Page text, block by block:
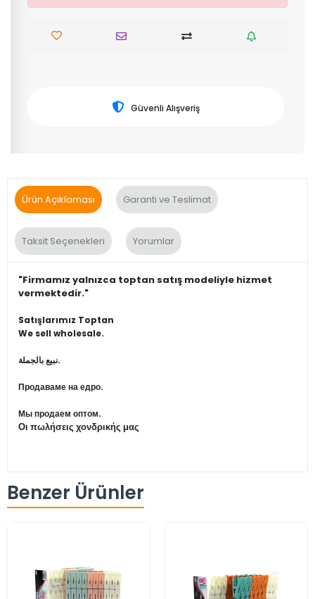
Güvenli Alışveriş
Ürün Açıklaması Garanti ve Teslimat
Taksit Seçenekleri Yorumlar
"Firmamız yalnızca toptan satış modeliyle hizmet
vermektedir."
Satışlarımız Toptan
We sell wholesale.
نبيع بالجملة.
Продаваме на едро.
Мы продаем оптом.
Οι πωλήσεις χονδρικής μας
Benzer Ürünler